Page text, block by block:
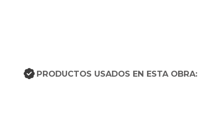
PRODUCTOS USADOS EN ESTA OBRA: